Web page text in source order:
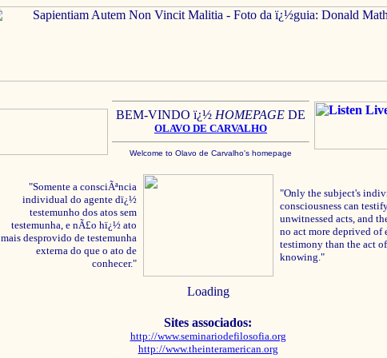
BEM-VINDO ï¿½ HOMEPAGE DE
OLAVO DE CARVALHO
Welcome to Olavo de Carvalho's homepage
"Somente a consciÃªncia
individual do agente dï¿½
testemunho dos atos sem
testemunha, e nÃ£o hï¿½ ato
mais desprovido de testemunha
externa do que o ato de
conhecer."
"Only the subject's
consciousness can
unwitnessed acts, and
no act more deprived of
testimony than the act of
knowing."
Loading
Sites associados:
http://www.seminariodefilosofia.org
http://www.theinteramerican.org